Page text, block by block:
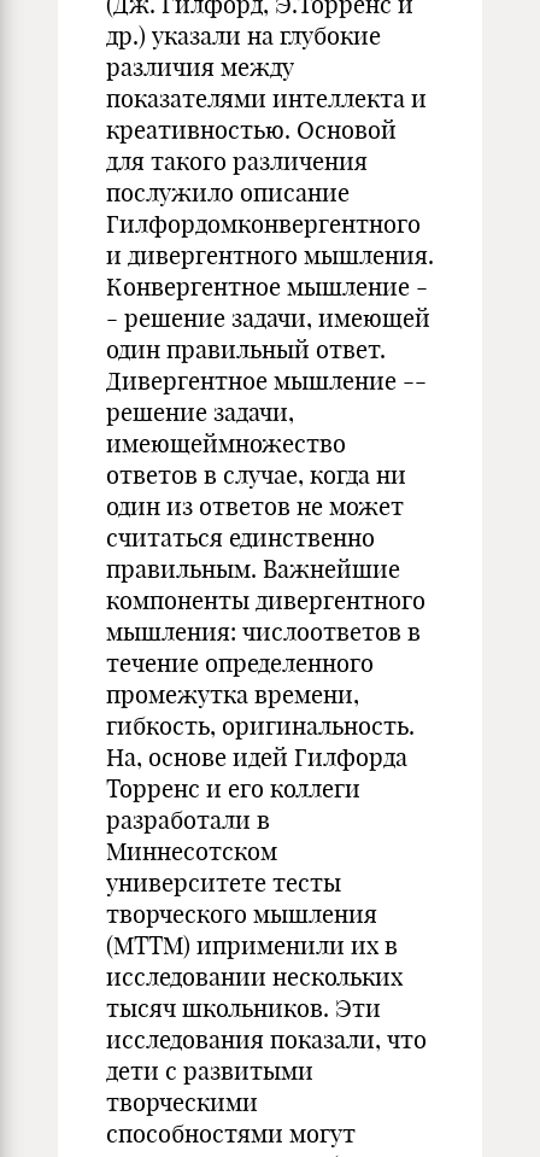
др.) указали на глубокие
различия между
показателями интеллекта и
креативностью. Основой
для такого различения
послужило описание
Гилфордомконвергентного
и дивергентного мышления.
Конвергентное мышление -
- решение задачи, имеющей
один правильный ответ.
Дивергентное мышление --
решение задачи,
имеющеймножество
ответов в случае, когда ни
один из ответов не может
считаться единственно
правильным. Важнейшие
компоненты дивергентного
мышления: числоответов в
течение определенного
промежутка времени,
гибкость, оригинальность.
На, основе идей Гилфорда
Торренс и его коллеги
разработали в
Миннесотском
университете тесты
творческого мышления
(МТТМ) иприменили их в
исследовании нескольких
тысяч школьников. Эти
исследования показали, что
дети с развитыми
творческими
способностями могут